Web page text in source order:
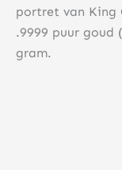
portret van King
.9999 puur goud
gram.